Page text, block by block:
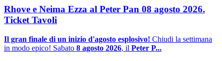
Rhove e Neima Ezza al Peter Pan 08 agosto 2026.
Ticket Tavoli
Il gran finale di un inizio d'agosto esplosivo! Chiudi la settimana
in modo epico! Sabato 8 agosto 2026, il Peter P...